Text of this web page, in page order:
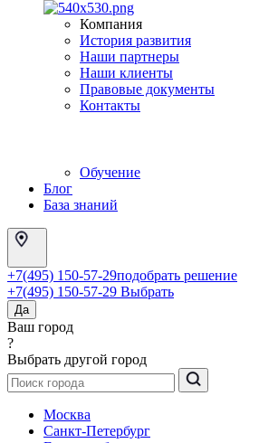
Компания
История развития
Наши партнеры
Наши клиенты
Правовые документы
Контакты
Обучение
Блог
База знаний
+7(495) 150-57-29подобрать решение
+7(495) 150-57-29 Выбрать
Да
Ваш город
?
Выбрать другой город
Москва
Санкт-Петербург